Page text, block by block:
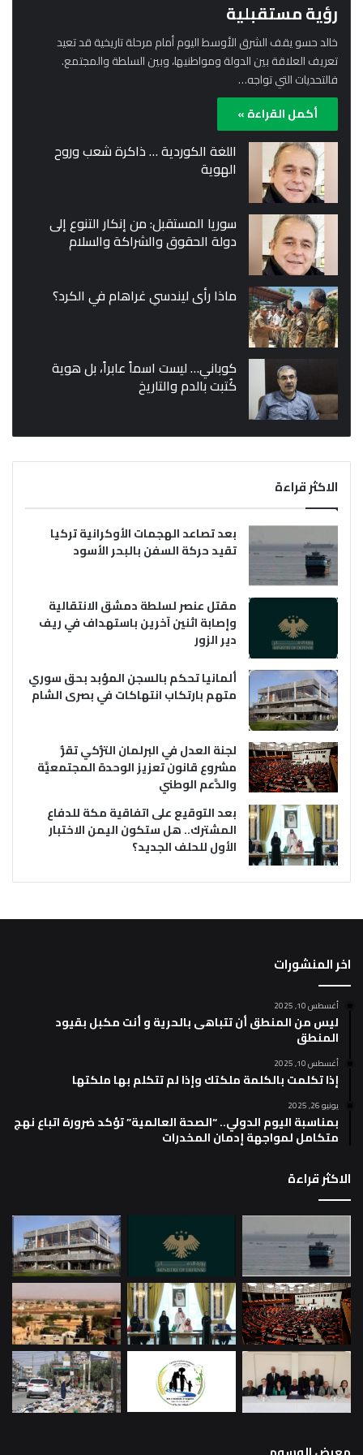
رؤية مستقبلية
خالد حسو يقف الشرق الأوسط اليوم أمام مرحلة تاريخية قد تعيد
تعريف العلاقة بين الدولة ومواطنيها، وبين السلطة والمجتمع.
فالتحديات التي تواجه…
أكمل القراءة »
اللغة الكوردية … ذاكرة شعب وروح
الهوية
سوريا المستقبل: من إنكار التنوع إلى
دولة الحقوق والشراكة والسلام
ماذا رأى ليندسي غراهام في الكرد؟
كوباني… ليست اسماً عابراً، بل هوية
كُتبت بالدم والتاريخ
الاكثر قراءة
بعد تصاعد الهجمات الأوكرانية تركيا
تقيد حركة السفن بالبحر الأسود
مقتل عنصر لسلطة دمشق الانتقالية
وإصابة اثنين آخرين باستهداف في ريف
دير الزور
ألمانيا تحكم بالسجن المؤبد بحق سوري
متهم بارتكاب انتهاكات في بصرى الشام
لجنة العدل في البرلمان التُّركي تقرُّ
مشروع قانون تعزيز الوحدة المجتمعيَّة
والدَّعم الوطني
بعد التوقيع على اتفاقية مكة للدفاع
المشترك.. هل ستكون اليمن الاختبار
الأول للحلف الجديد؟
اخر المنشورات
أغسطس 10, 2025
ليس من المنطق أن تتباهى بالحرية و أنت مكبل بقيود
المنطق
أغسطس 10, 2025
إذا تكلمت بالكلمة ملكتك وإذا لم تتكلم بها ملكتها
يونيو 26, 2025
بمناسبة اليوم الدولي.. “الصحة العالمية” تؤكد ضرورة اتباع نهج
متكامل لمواجهة إدمان المخدرات
الاكثر قراءة